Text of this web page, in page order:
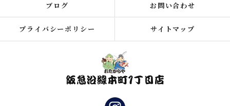
ブログ お問い合わせ
プライバシーポリシー サイトマップ